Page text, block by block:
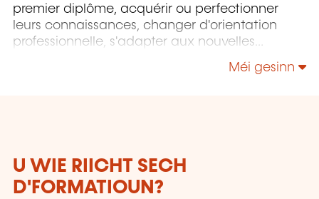
premier diplôme, acquérir ou perfectionner
leurs connaissances, changer d'orientation
professionnelle, s'adapter aux nouvelles
technologies, enrichir leur culture personnelle...
Méi gesinn
U WIE RIICHT SECH
D'FORMATIOUN?